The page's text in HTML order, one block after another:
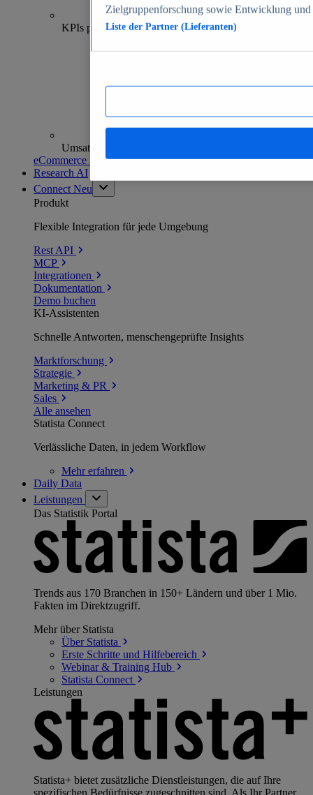
70+
KPIs pro Shop
Umsatzanalysen und -prognosen
eCommerce Insights entdecken
Research AI
Connect Neu
Produkt
Flexible Integration für jede Umgebung
Rest API
MCP
Integrationen
Dokumentation
Demo buchen
KI-Assistenten
Schnelle Antworten, menschengeprüfte Insights
Marktforschung
Strategie
Marketing & PR
Sales
Alle ansehen
Statista Connect
Verlässliche Daten, in jedem Workflow
Mehrerfahren
Daily Data
Leistungen
Das Statistik Portal
Trends aus 170 Branchen in 150+ Ländern und über 1 Mio.
Fakten im Direktzugriff.
Mehr über Statista
Über Statista
Erste Schritte und Hilfebereich
Webinar & Training Hub
Statista Connect
Leistungen
Statista+ bietet zusätzliche Dienstleistungen, die auf Ihre
spezifischen Bedürfnisse zugeschnitten sind. Als Ihr Partner
Zielgruppenforschung sowie Entwicklung
Liste der Partner (Lieferanten)